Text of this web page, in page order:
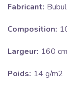
Fabricant:
Composition:
Largeur: 160 cm
Poids: 14 g/m2